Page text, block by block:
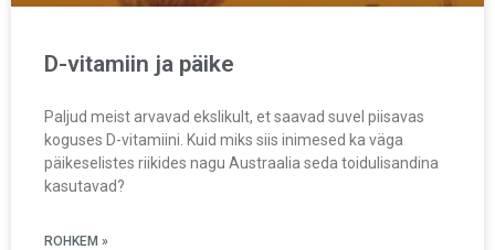
D-vitamiin ja päike
Paljud meist arvavad ekslikult, et saavad suvel piisavas
koguses D-vitamiini. Kuid miks siis inimesed ka väga
päikeselistes riikides nagu Austraalia seda toidulisandina
kasutavad?
ROHKEM »